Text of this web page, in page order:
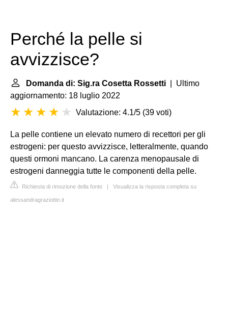
Perché la pelle si
avvizzisce?
Domanda di: Sig.ra Cosetta Rossetti | Ultimo
aggiornamento: 18 luglio 2022
Valutazione: 4.1/5 (39 voti)
La pelle contiene un elevato numero di recettori per gli
estrogeni: per questo avvizzisce, letteralmente, quando
questi ormoni mancano. La carenza menopausale di
estrogeni danneggia tutte le componenti della pelle.
Richiesta di rimozione della fonte | Visualizza la risposta completa su
alessandragraziottin.it